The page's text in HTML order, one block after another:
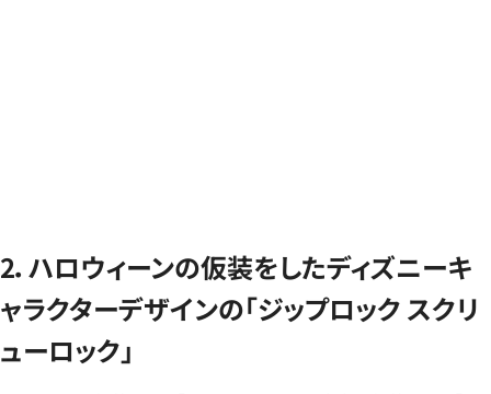
2．ハロウィーンの仮装をしたディズニーキ
ャラクターデザインの「ジップロック スクリ
ューロック」